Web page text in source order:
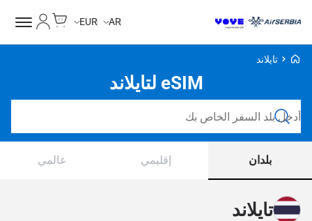
AR
EUR
Voye Homepage
تايلاند
eSIM لتايلاند
ابحث عن خطط
بلدان إقليمي عالمي
تايلاند